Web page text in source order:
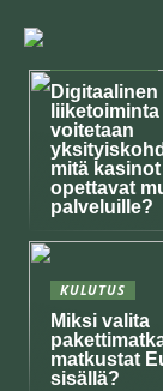
Digitaalinen
liiketoiminta
voitetaan
mitä kasinot
opettavat
palveluille?
KULUTUS
Miksi valita
matkustat
sisällä?